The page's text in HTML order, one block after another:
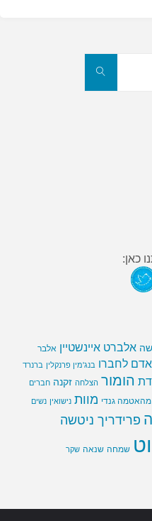
חפשו
כאן:
אלברט איינשטיין אלבר
אדם לחברו בנג'מין פרנקלין ברנרד
דת הומור הצלחה זקנה חברים
מהאטמה גנדי מוות נישואין נשים
פרידריך ניטשה
שמחה שנאה שקר